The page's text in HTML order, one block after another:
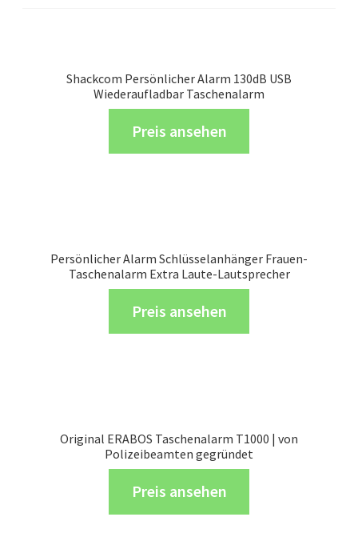
Shackcom Persönlicher Alarm 130dB USB
Wiederaufladbar Taschenalarm
Preis ansehen
Persönlicher Alarm Schlüsselanhänger Frauen-
Taschenalarm Extra Laute-Lautsprecher
Preis ansehen
Original ERABOS Taschenalarm T1000 | von
Polizeibeamten gegründet
Preis ansehen